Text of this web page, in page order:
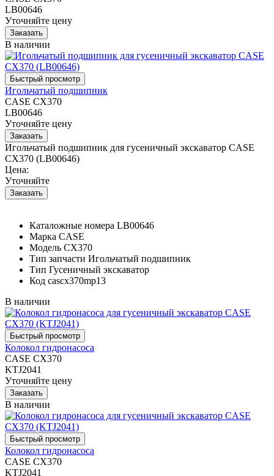
LB00646
Уточняйте цену
В наличии
Игольчатый подшипник
CASE CX370
LB00646
Уточняйте цену
Игольчатый подшипник для гусеничный экскаватор CASE
CX370 (LB00646)
Цена:
Уточняйте
Каталожные номера LB00646
Марка CASE
Модель CX370
Тип запчасти Игольчатый подшипник
Тип Гусеничный экскаватор
Код cascx370mp13
В наличии
Колокол гидронасоса
CASE CX370
KTJ2041
Уточняйте цену
В наличии
Колокол гидронасоса
CASE CX370
KTJ2041